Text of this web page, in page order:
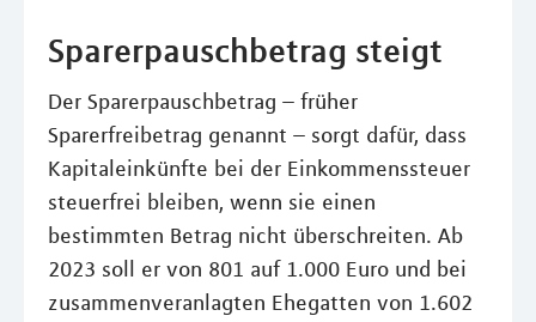
Sparerpauschbetrag steigt
Der Sparerpauschbetrag – früher
Sparerfreibetrag genannt – sorgt dafür, dass
Kapitaleinkünfte bei der Einkommenssteuer
steuerfrei bleiben, wenn sie einen
bestimmten Betrag nicht überschreiten. Ab
2023 soll er von 801 auf 1.000 Euro und bei
zusammenveranlagten Ehegatten von 1.602